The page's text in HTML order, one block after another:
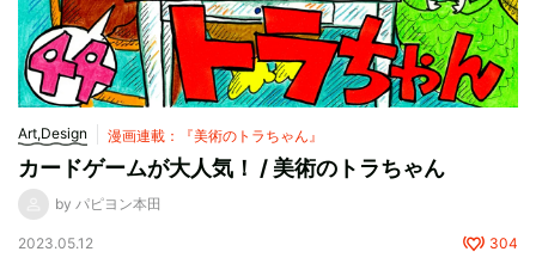
Art,Design 漫画連載：『美術のトラちゃん』
カードゲームが大人気！ / 美術のトラちゃん
by パピヨン本田
2023.05.12 304